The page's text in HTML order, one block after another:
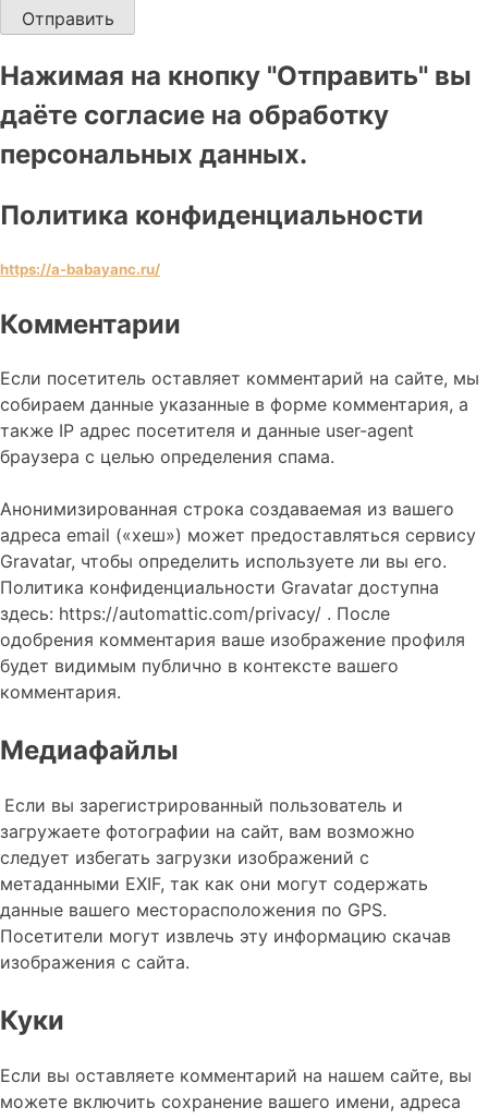
Отправить
Нажимая на кнопку "Отправить" вы
даёте согласие на обработку
персональных данных.
Политика конфиденциальности
https://a-babayanc.ru/
Комментарии
Если посетитель оставляет комментарий на сайте, мы
собираем данные указанные в форме комментария, а
также IP адрес посетителя и данные user-agent
браузера с целью определения спама.
Анонимизированная строка создаваемая из вашего
адреса email («хеш») может предоставляться сервису
Gravatar, чтобы определить используете ли вы его.
Политика конфиденциальности Gravatar доступна
здесь: https://automattic.com/privacy/ . После
одобрения комментария ваше изображение профиля
будет видимым публично в контексте вашего
комментария.
Медиафайлы
Если вы зарегистрированный пользователь и
загружаете фотографии на сайт, вам возможно
следует избегать загрузки изображений с
метаданными EXIF, так как они могут содержать
данные вашего месторасположения по GPS.
Посетители могут извлечь эту информацию скачав
изображения с сайта.
Куки
Если вы оставляете комментарий на нашем сайте, вы
можете включить сохранение вашего имени, адреса